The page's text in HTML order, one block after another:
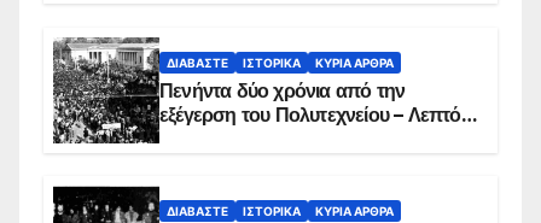
ΔΙΑΒΆΣΤΕ ΙΣΤΟΡΙΚΆ ΚΥΡΙΑ ΑΡΘΡΑ
Πενήντα δύο χρόνια από την
εξέγερση του Πολυτεχνείου – Λεπτό
ΔΙΑΒΆΣΤΕ ΙΣΤΟΡΙΚΆ ΚΥΡΙΑ ΑΡΘΡΑ